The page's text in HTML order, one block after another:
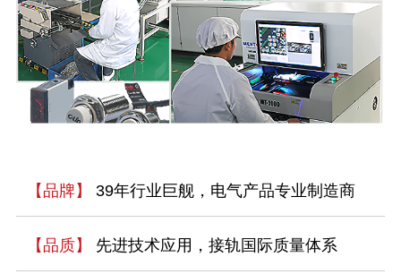
【品牌】 39年行业巨舰，电气产品专业制造商
【品质】 先进技术应用，接轨国际质量体系